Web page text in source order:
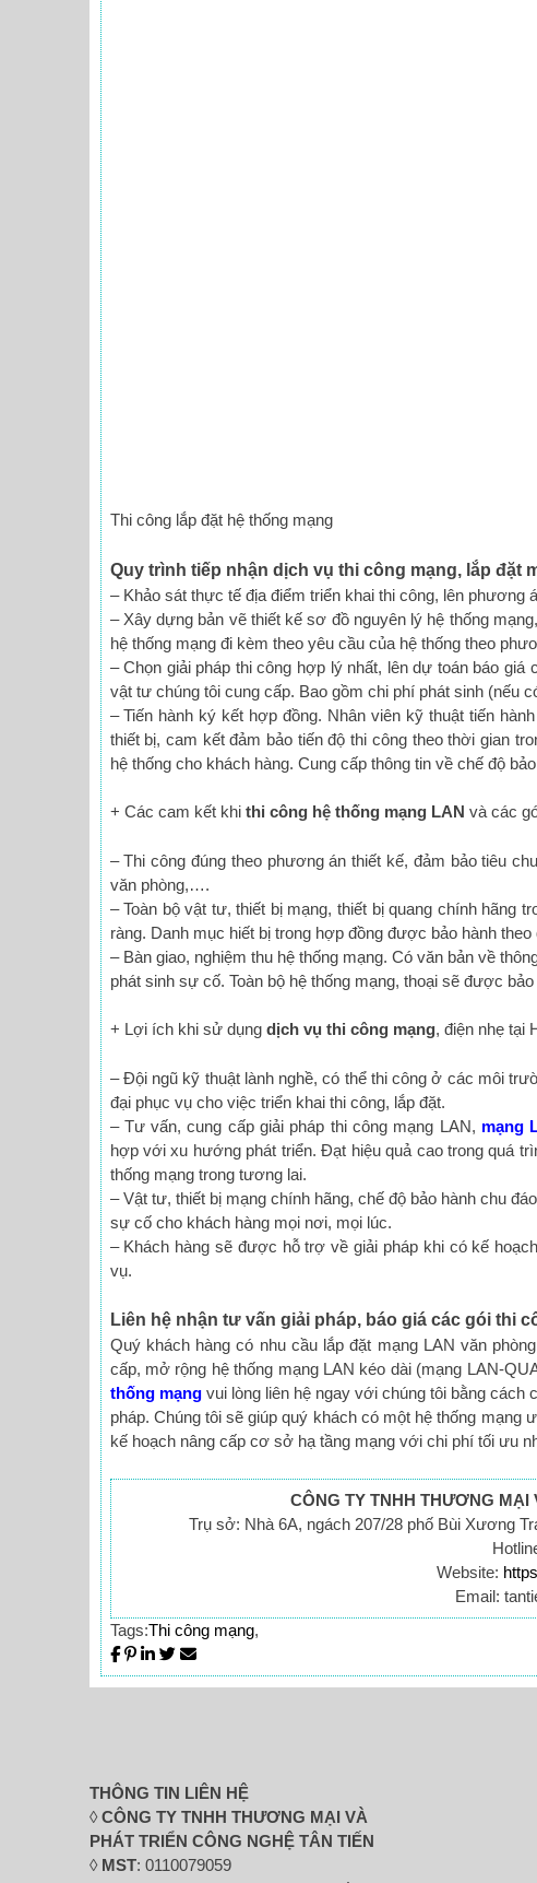
Thi công lắp đặt hệ thống mạng
Quy trình tiếp nhận dịch vụ thi công mạng, lắp đặt
– Khảo sát thực tế địa điểm triển khai thi công, lên phương
– Xây dựng bản vẽ thiết kế sơ đồ nguyên lý hệ thống
hệ thống mạng đi kèm theo yêu cầu của hệ thống theo
– Chọn giải pháp thi công hợp lý nhất, lên dự toán báo
vật tư chúng tôi cung cấp. Bao gồm chi phí phát sinh (nếu
– Tiến hành ký kết hợp đồng. Nhân viên kỹ thuật tiến
thiết bị, cam kết đảm bảo tiến độ thi công theo thời gian
hệ thống cho khách hàng. Cung cấp thông tin về chế độ
+ Các cam kết khi thi công hệ thống mạng LAN và các
– Thi công đúng theo phương án thiết kế, đảm bảo tiêu
văn phòng,….
– Toàn bộ vật tư, thiết bị mạng, thiết bị quang chính
ràng. Danh mục hiết bị trong hợp đồng được bảo hành
– Bàn giao, nghiệm thu hệ thống mạng. Có văn bản về
phát sinh sự cố. Toàn bộ hệ thống mạng, thoại sẽ được
+ Lợi ích khi sử dụng dịch vụ thi công mạng, điện nhẹ tại
– Đội ngũ kỹ thuật lành nghề, có thể thi công ở các môi
đại phục vụ cho việc triển khai thi công, lắp đặt.
– Tư vấn, cung cấp giải pháp thi công mạng LAN, mạng
hợp với xu hướng phát triển. Đạt hiệu quả cao trong quá
thống mạng trong tương lai.
– Vật tư, thiết bị mạng chính hãng, chế độ bảo hành chu
sự cố cho khách hàng mọi nơi, mọi lúc.
– Khách hàng sẽ được hỗ trợ về giải pháp khi có kế
vụ.
Liên hệ nhận tư vấn giải pháp, báo giá các gói thi
Quý khách hàng có nhu cầu lắp đặt mạng LAN văn
cấp, mở rộng hệ thống mạng LAN kéo dài (mạng LAN-
thống mạngvui lòng liên hệ ngay với chúng tôi bằng cách
pháp. Chúng tôi sẽ giúp quý khách có một hệ thống
kế hoạch nâng cấp cơ sở hạ tầng mạng với chi phí tối ưu
CÔNG TY TNHH THƯƠNG MẠI
Trụ sở: Nhà 6A, ngách 207/28 phố Bùi Xương
Website:
Email:
Tags:Thi công mạng,
THÔNG TIN LIÊN HỆ
◊CÔNG TY TNHH THƯƠNG MẠI VÀ
PHÁT TRIỂN CÔNG NGHỆ TÂN TIẾN
◊ MST: 0110079059